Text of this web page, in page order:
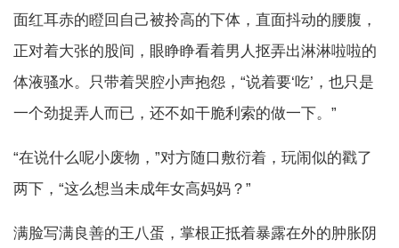
面红耳赤的瞪回自己被拎高的下体，直面抖动的腰腹，
正对着大张的股间，眼睁睁看着男人抠弄出淋淋啦啦的
体液骚水。只带着哭腔小声抱怨，“说着要‘吃’，也只是
一个劲捉弄人而已，还不如干脆利索的做一下。”
“在说什么呢小废物，”对方随口敷衍着，玩闹似的戳了
两下，“这么想当未成年女高妈妈？”
满脸写满良善的王八蛋，掌根正抵着暴露在外的肿胀阴